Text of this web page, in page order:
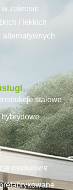
w zakresie
i lekkich
alternatywnych
stalowe
modułowe